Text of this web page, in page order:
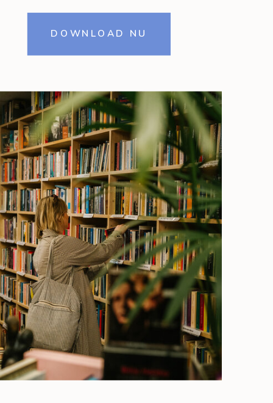
DOWNLOAD NU